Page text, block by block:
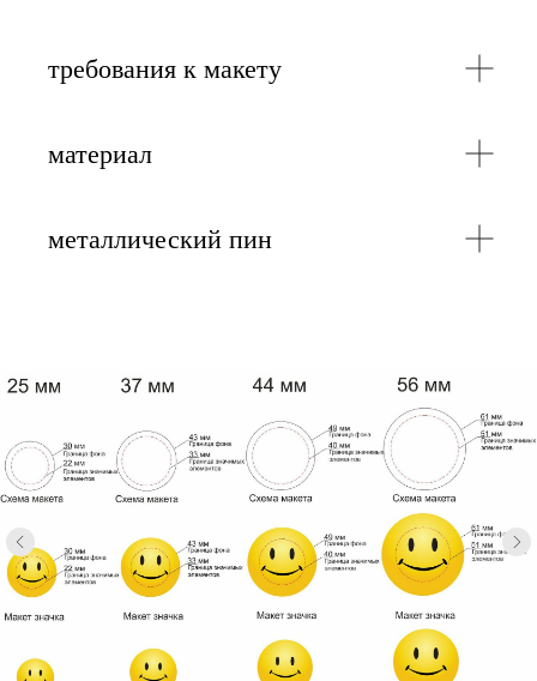
требования к макету
материал
металлический пин